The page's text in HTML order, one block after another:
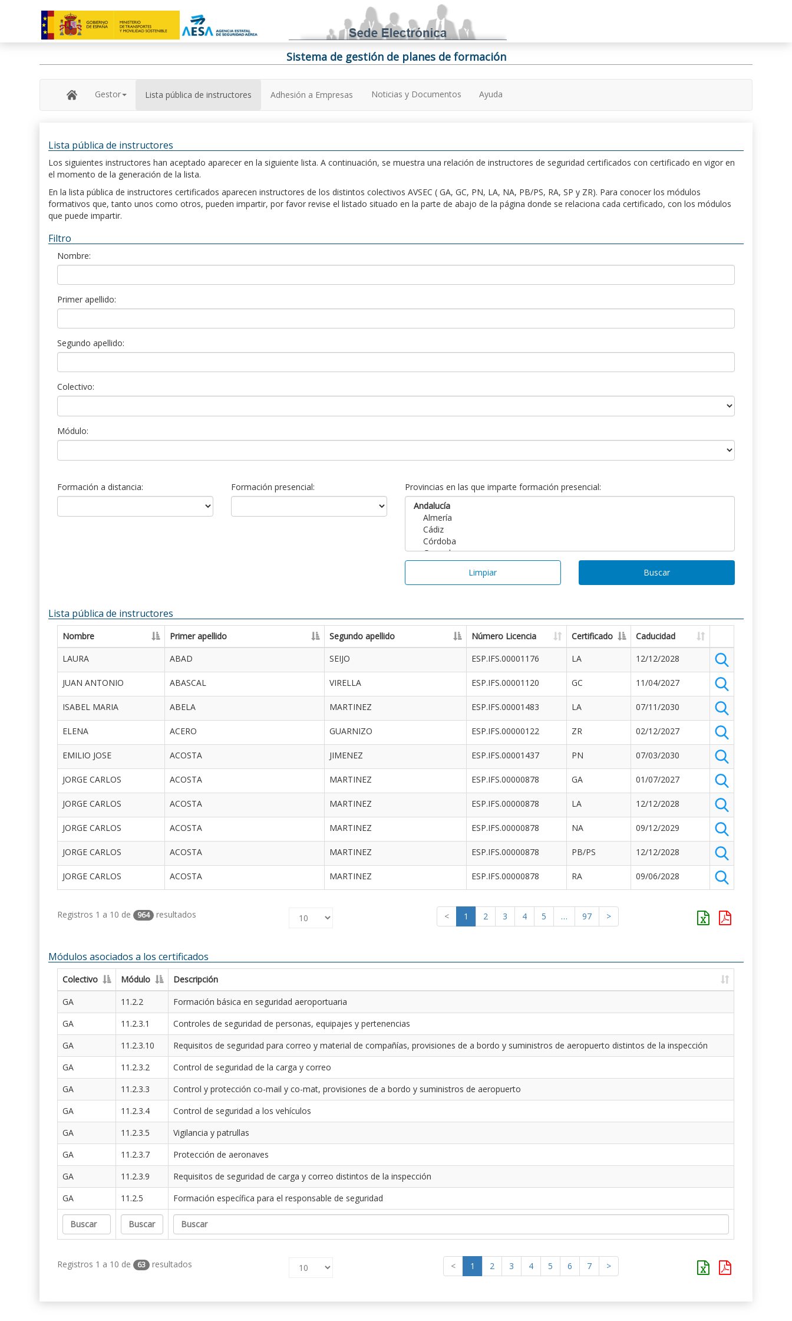
Sistema de gestión de planes de formación
Gestor Lista pública de instructores Adhesión a Empresas Noticias y Documentos Ayuda
Lista pública de instructores
Los siguientes instructores han aceptado aparecer en la siguiente lista. A continuación, se muestra una relación de instructores de seguridad certificados con certificado en vigor en
el momento de la generación de la lista.
En la lista pública de instructores certificados aparecen instructores de los distintos colectivos AVSEC ( GA, GC, PN, LA, NA, PB/PS, RA, SP y ZR). Para conocer los módulos
formativos que, tanto unos como otros, pueden impartir, por favor revise el listado situado en la parte de abajo de la página donde se relaciona cada certificado, con los módulos
que puede impartir.
Filtro
Nombre:
Primer apellido:
Segundo apellido:
Colectivo:
Módulo:
Formación a distancia: Formación presencial: Provincias en las que imparte formación presencial:
Limpiar Buscar
Lista pública de instructores
Nombre Primer apellido Segundo apellido Número Licencia Certificado
Caducidad
LAURA
ABAD SEIJO ESP.IFS.00001176 LA 12/12/2028
JUAN ANTONIO ABASCAL VIRELLA ESP.IFS.00001120 GC 11/04/2027
ISABEL MARIA ABELA MARTINEZ ESP.IFS.00001483 LA 07/11/2030
ELENA ACERO GUARNIZO ESP.IFS.00000122 ZR 02/12/2027
EMILIO JOSE ACOSTA JIMENEZ ESP.IFS.00001437 PN 07/03/2030
JORGE CARLOS ACOSTA MARTINEZ ESP.IFS.00000878 GA 01/07/2027
JORGE CARLOS ACOSTA MARTINEZ ESP.IFS.00000878 LA 12/12/2028
JORGE CARLOS ACOSTA MARTINEZ ESP.IFS.00000878 NA 09/12/2029
JORGE CARLOS ACOSTA MARTINEZ ESP.IFS.00000878 PB/PS 12/12/2028
JORGE CARLOS ACOSTA MARTINEZ ESP.IFS.00000878 RA 09/06/2028
Registros 1 a 10 de 964 resultados < 1 2 3 4 5 … 97 >
Módulos asociados a los certificados
Colectivo Módulo
Descripción
GA
11.2.2
Formación básica en seguridad aeroportuaria
GA
11.2.3.1
Controles de seguridad de personas, equipajes y pertenencias
GA
11.2.3.10
Requisitos de seguridad para correo y material de compañías, provisiones de a bordo y suministros de aeropuerto distintos de la inspección
GA
11.2.3.2
Control de seguridad de la carga y correo
GA
11.2.3.3
Control y protección co-mail y co-mat, provisiones de a bordo y suministros de aeropuerto
GA
11.2.3.4
Control de seguridad a los vehículos
GA
11.2.3.5
Vigilancia y patrullas
GA
11.2.3.7
Protección de aeronaves
GA
11.2.3.9
Requisitos de seguridad de carga y correo distintos de la inspección
GA
11.2.5 Formación específica para el responsable de seguridad
Registros 1 a 10 de 63 resultados < 1 2 3 4 5 6 7 >